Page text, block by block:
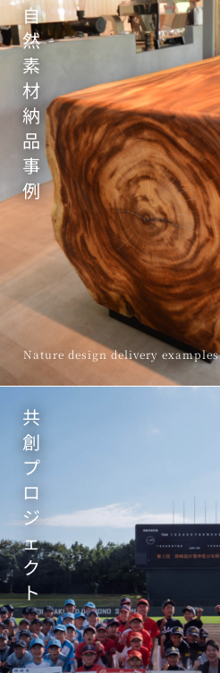
自
然
素
材
納
品
事
例
Nature design delivery examples
共
創
プ
ロ
ジ
ェ
ク
ト